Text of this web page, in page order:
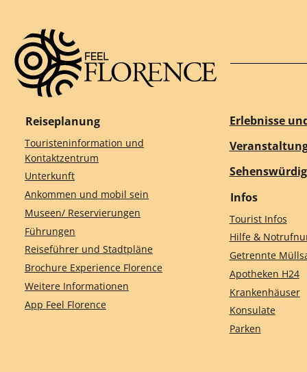
Reiseplanung
Touristeninformation und
Kontaktzentrum
Unterkunft
Ankommen und mobil sein
Museen/ Reservierungen
Führungen
Reiseführer und Stadtpläne
Brochure Experience Florence
Weitere Informationen
App Feel Florence
Erlebnisse
Infos
Tourist Infos
Hilfe &
Getrennte
Apotheken H24
Krankenhäuser
Konsulate
Parken